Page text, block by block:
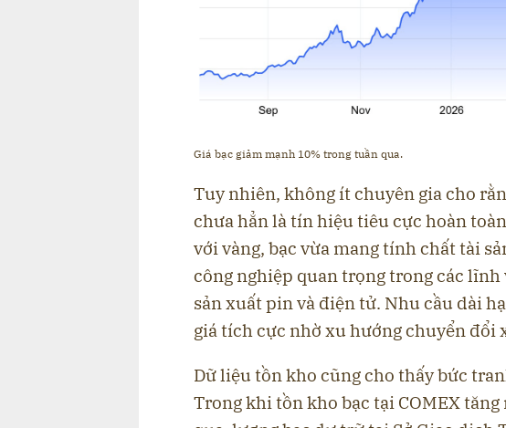
Giá bạc giảm mạnh 10% trong tuần qua.
Tuy nhiên, không ít chuyên gia cho
chưa hẳn là tín hiệu tiêu cực hoàn
với vàng, bạc vừa mang tính chất tài
công nghiệp quan trọng trong các
sản xuất pin và điện tử. Nhu cầu dài
giá tích cực nhờ xu hướng chuyển đổi
Dữ liệu tồn kho cũng cho thấy bức
Trong khi tồn kho bạc tại COMEX